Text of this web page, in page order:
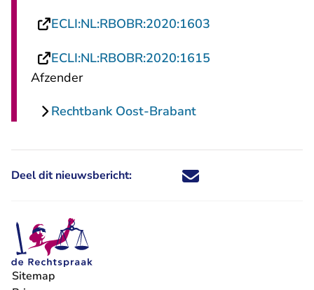
ECLI:NL:RBOBR:2020:1603
ECLI:NL:RBOBR:2020:1615
Afzender
Rechtbank Oost-Brabant
Deel dit nieuwsbericht: Deel dit nieuwsbericht via X -
Deel dit nieuwsbericht via
Deel dit nieuwsbericht
Deel dit
Sitemap